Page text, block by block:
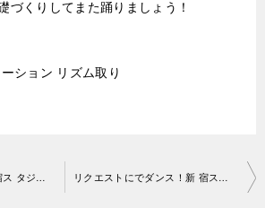
づくりしてまた踊りましょう！
ション リズム取り